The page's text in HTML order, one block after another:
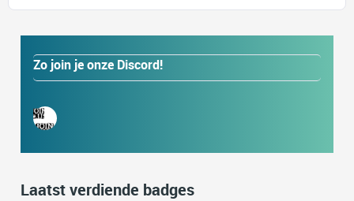
Zo join je onze Discord!
Laatst verdiende badges